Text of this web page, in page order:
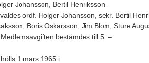
Johansson, Bertil Henriksson.
ordf. Holger Johansson, sekr. Bertil
Boris Oskarsson, Jim Blom, Sture
bestämdes till 5: –
1 mars 1965 i